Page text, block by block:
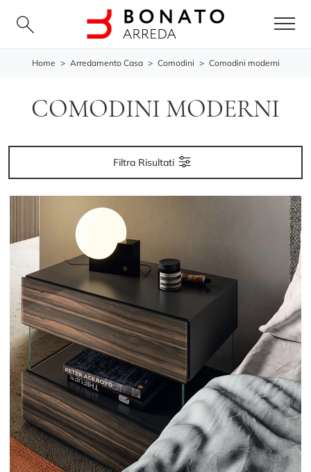
Home > Arredamento Casa > Comodini > Comodini moderni
COMODINI MODERNI
Filtra Risultati